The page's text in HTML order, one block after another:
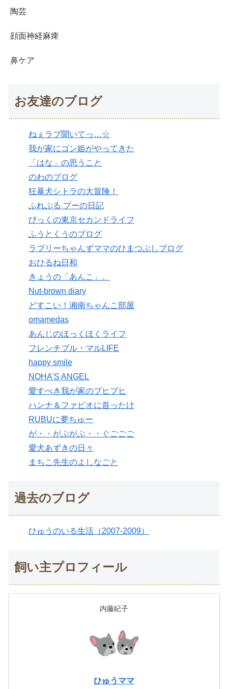
陶芸
顔面神経麻痺
鼻ケア
お友達のブログ
ねぇラブ聞いてっ…☆
我が家にゴン姫がやってきた
「はな」の思うこと
のわのブログ
狂暴犬シトラの大冒険！
ふれぶる プーの日記
びっくの東京セカンドライフ
ふうとくうのブログ
ラブリーちゃんずママのひまつぶしブログ
おひるね日和
きょうの「あんこ」。
Nut-brown diary
どすこい！湘南ちゃんこ部屋
omamedas
あんじのほっくほくライフ
フレンチブル・マルLIFE
happy smile
NOHA'S ANGEL
愛すべき我が家のブヒブヒ
ハンナ＆ファビオに首ったけ
RUBUに夢ちゅー
が・・がぶがぶ・・ぐごごご
愛犬あずきの日々
まちこ先生のよしなごと
過去のブログ
ひゅうのいる生活（2007-2009）
飼い主プロフィール
内藤紀子
ひゅうママ